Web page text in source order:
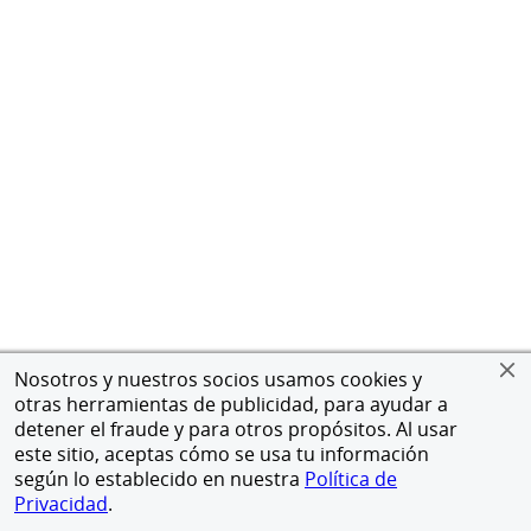
Nosotros y nuestros socios usamos cookies y
otras herramientas de publicidad, para ayudar a
detener el fraude y para otros propósitos. Al usar
este sitio, aceptas cómo se usa tu información
según lo establecido en nuestra Política de
Privacidad.